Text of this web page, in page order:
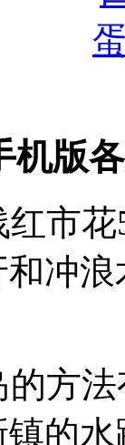
机版
市
冲
方
的